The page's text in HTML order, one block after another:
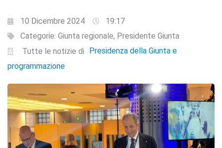
10 Dicembre 2024
19:17
Categorie: Giunta regionale, Presidente Giunta
Tutte le notizie di
Presidenza della Giunta e
programmazione